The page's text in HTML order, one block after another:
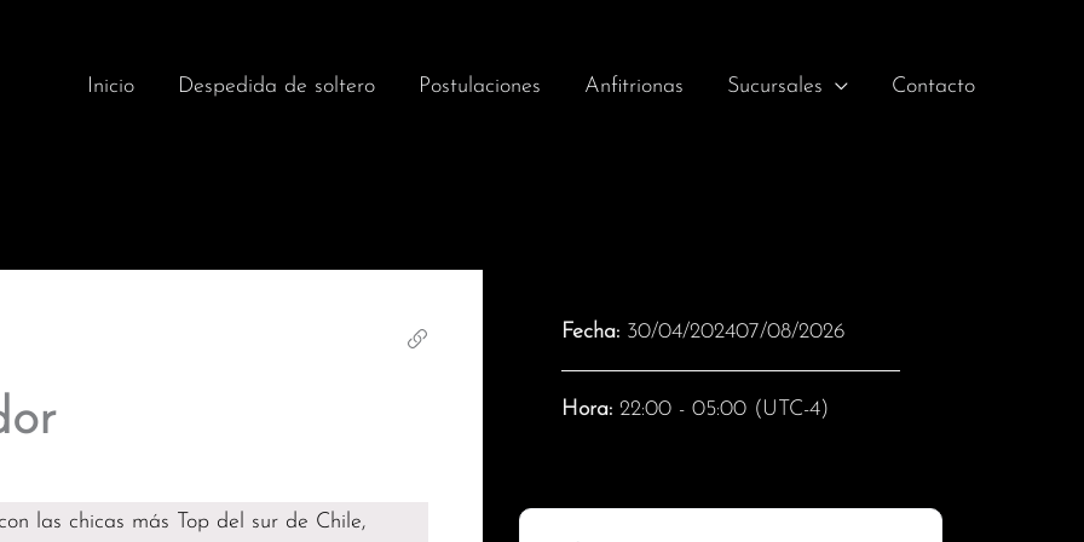
Inicio Despedida de soltero Postulaciones Anfitrionas Sucursales Contacto
las chicas más Top del sur de Chile,
Fecha: 30/04/202407/08/2026
Hora: 22:00 - 05:00 (UTC-4)